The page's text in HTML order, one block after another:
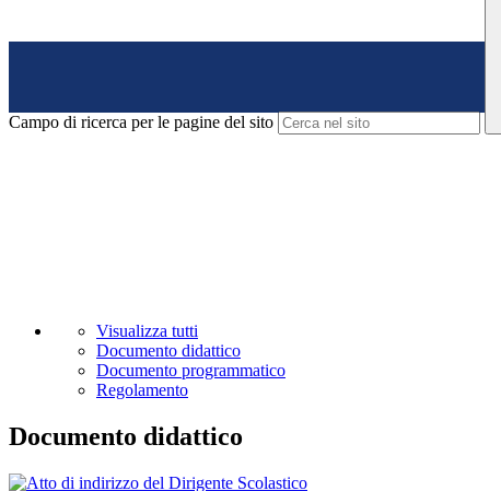
Campo di ricerca per le pagine del sito
Visualizza tutti
Documento didattico
Documento programmatico
Regolamento
Documento didattico